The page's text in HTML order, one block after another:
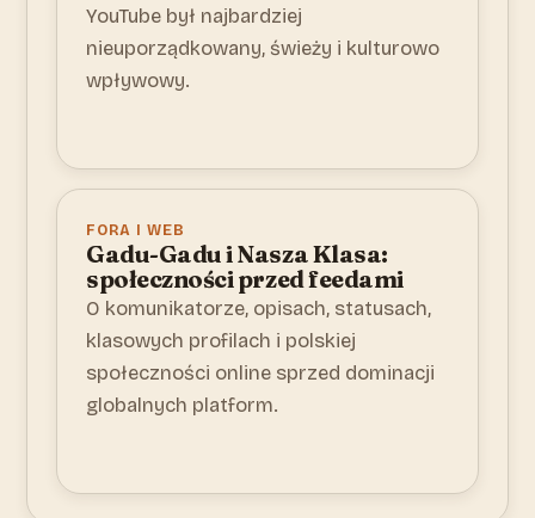
YouTube był najbardziej
nieuporządkowany, świeży i kulturowo
wpływowy.
FORA I WEB
Gadu-Gadu i Nasza Klasa:
społeczności przed feedami
O komunikatorze, opisach, statusach,
klasowych profilach i polskiej
społeczności online sprzed dominacji
globalnych platform.